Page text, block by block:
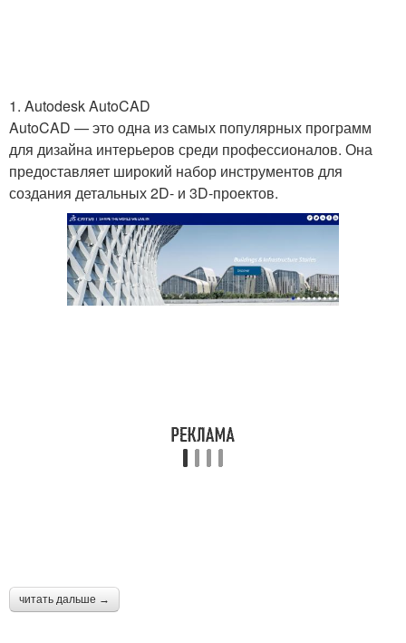
1. Autodesk AutoCAD
AutoCAD — это одна из самых популярных программ
для дизайна интерьеров среди профессионалов. Она
предоставляет широкий набор инструментов для
создания детальных 2D- и 3D-проектов.
читать дальше →